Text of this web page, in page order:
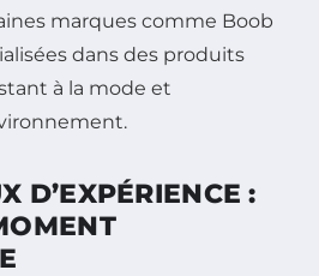
marques comme Boob
dans des produits
à la mode et
D’EXPÉRIENCE :